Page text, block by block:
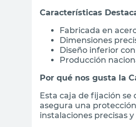
Características
Fabricada en
Dimensiones
Diseño inferior
Producción
Por qué nos gusta la
Esta caja de fijación
asegura una
instalaciones precisas